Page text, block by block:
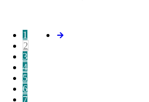
1
2
3
4
5
6
7